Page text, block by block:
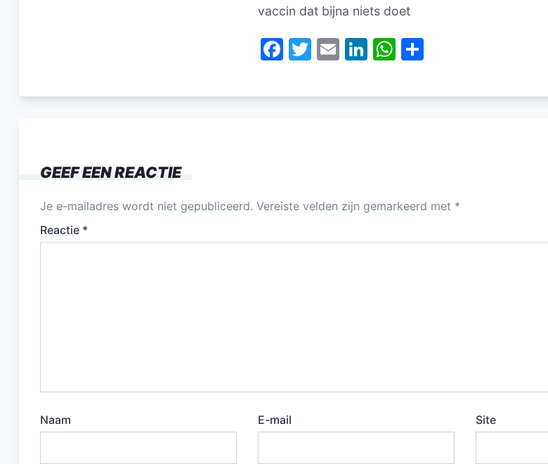
vaccin dat bijna niets doet
F
c
k
T
itt
E
ai
Li
k
W
at e
GEEF EEN REACTIE
Je e-mailadres wordt niet gepubliceerd. Vereiste velden zijn gemarkeerd met *
Reactie *
Naam E-mail Site